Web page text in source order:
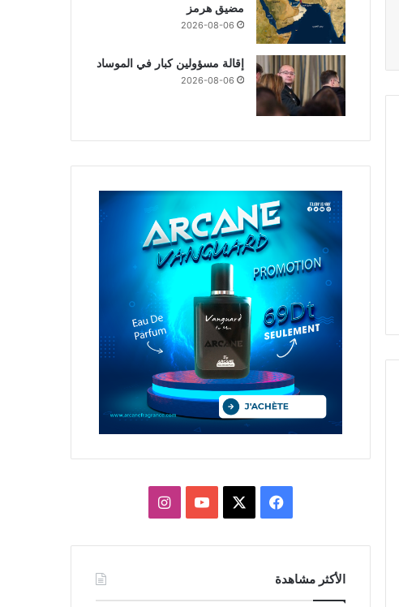
مضيق هرمز
2026-08-06
إقالة مسؤولين كبار في الموساد
2026-08-06
فيسبوك يوتيوبانستقرام
الأكثر مشاهدة